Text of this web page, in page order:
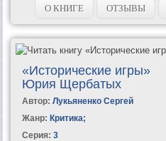
О КНИГЕ ОТЗЫВЫ
«Исторические игры»
Юрия Щербатых
Автор: Лукьяненко Сергей
Жанр: Критика;
Серия: 3